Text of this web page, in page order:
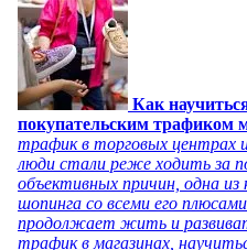
Как
покупательским трафиком
трафик в торговых центрах
люди стали реже ходить за
объективных причин, одна
шопинга со всеми его
продолжает жить и
трафик в магазинах,